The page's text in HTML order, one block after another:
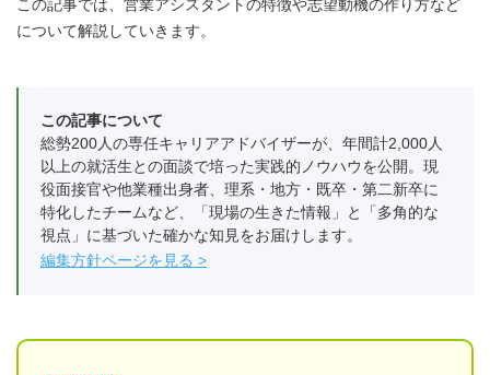
この記事では、営業アシスタントの特徴や志望動機の作り方など
について解説していきます。
この記事について
総勢200人の専任キャリアアドバイザーが、年間計2,000人
以上の就活生との面談で培った実践的ノウハウを公開。現
役面接官や他業種出身者、理系・地方・既卒・第二新卒に
特化したチームなど、「現場の生きた情報」と「多角的な
視点」に基づいた確かな知見をお届けします。
編集方針ページを見る